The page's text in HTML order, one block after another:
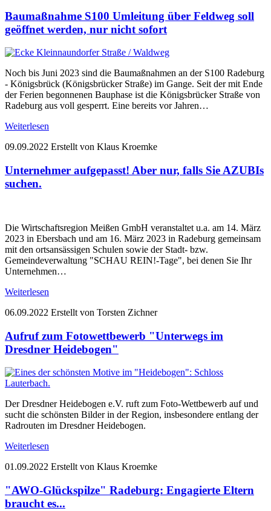
Baumaßnahme S100 Umleitung über Feldweg soll
geöffnet werden, nur nicht sofort
Noch bis Juni 2023 sind die Baumaßnahmen an der S100 Radeburg
- Königsbrück (Königsbrücker Straße) im Gange. Seit der mit Ende
der Ferien begonnenen Bauphase ist die Königsbrücker Straße von
Radeburg aus voll gesperrt. Eine bereits vor Jahren…
Weiterlesen
09.09.2022 Erstellt von Klaus Kroemke
Unternehmer aufgepasst! Aber nur, falls Sie AZUBIs
suchen.
Die Wirtschaftsregion Meißen GmbH veranstaltet u.a. am 14. März
2023 in Ebersbach und am 16. März 2023 in Radeburg gemeinsam
mit den ortsansässigen Schulen sowie der Stadt- bzw.
Gemeindeverwaltung "SCHAU REIN!-Tage", bei denen Sie Ihr
Unternehmen…
Weiterlesen
06.09.2022 Erstellt von Torsten Zichner
Aufruf zum Fotowettbewerb "Unterwegs im
Dresdner Heidebogen"
Der Dresdner Heidebogen e.V. ruft zum Foto-Wettbewerb auf und
sucht die schönsten Bilder in der Region, insbesondere entlang der
Radrouten im Dresdner Heidebogen.
Weiterlesen
01.09.2022 Erstellt von Klaus Kroemke
"AWO-Glückspilze" Radeburg: Engagierte Eltern
braucht es...